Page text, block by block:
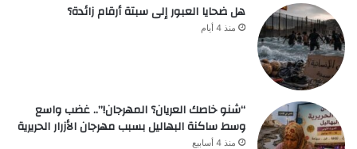
هل ضحايا العبور إلى سبتة أرقام زائدة؟
منذ 4 أيام
“شنو خاصك العريان؟ المهرجان!”.. غضب واسع
وسط ساكنة البهاليل بسبب مهرجان الأزرار الحريرية
منذ 4 أسابيع